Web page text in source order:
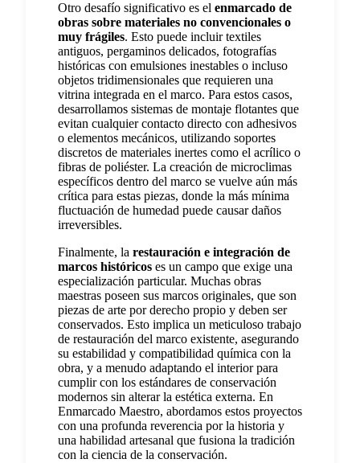
Otro desafío significativo es el enmarcado de
obras sobre materiales no convencionales o
muy frágiles. Esto puede incluir textiles
antiguos, pergaminos delicados, fotografías
históricas con emulsiones inestables o incluso
objetos tridimensionales que requieren una
vitrina integrada en el marco. Para estos casos,
desarrollamos sistemas de montaje flotantes que
evitan cualquier contacto directo con adhesivos
o elementos mecánicos, utilizando soportes
discretos de materiales inertes como el acrílico o
fibras de poliéster. La creación de microclimas
específicos dentro del marco se vuelve aún más
crítica para estas piezas, donde la más mínima
fluctuación de humedad puede causar daños
irreversibles.
Finalmente, la restauración e integración de
marcos históricos es un campo que exige una
especialización particular. Muchas obras
maestras poseen sus marcos originales, que son
piezas de arte por derecho propio y deben ser
conservados. Esto implica un meticuloso trabajo
de restauración del marco existente, asegurando
su estabilidad y compatibilidad química con la
obra, y a menudo adaptando el interior para
cumplir con los estándares de conservación
modernos sin alterar la estética externa. En
Enmarcado Maestro, abordamos estos proyectos
con una profunda reverencia por la historia y
una habilidad artesanal que fusiona la tradición
con la ciencia de la conservación.